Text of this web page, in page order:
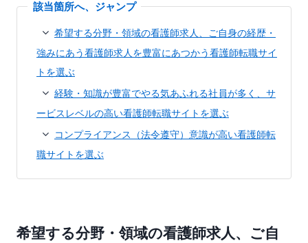
希望する分野・領域の看護師求人、ご自身の経歴・
強みにあう看護師求人を豊富にあつかう看護師転職サイ
トを選ぶ
経験・知識が豊富でやる気あふれる社員が多く、サ
ービスレベルの高い看護師転職サイトを選ぶ
コンプライアンス（法令遵守）意識が高い看護師転
職サイトを選ぶ
希望する分野・領域の看護師求人、ご自